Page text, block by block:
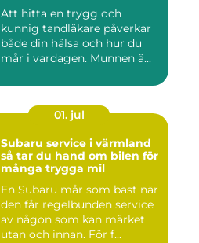
Att hitta en trygg och
kunnig tandläkare påverkar
både din hälsa och hur du
mår i vardagen. Munnen ä...
01. jul
Subaru service i värmland
så tar du hand om bilen för
många trygga mil
En Subaru mår som bäst när
den får regelbunden service
av någon som kan märket
utan och innan. För f...